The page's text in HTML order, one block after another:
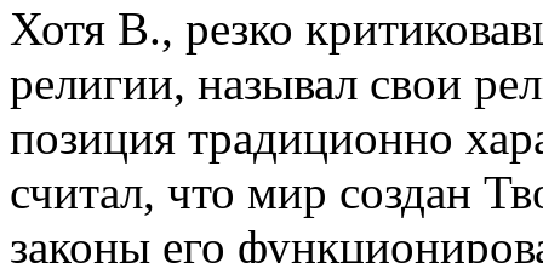
Хотя В., резко
религии, называл свои
позиция традиционно
считал, что мир создан
законы его